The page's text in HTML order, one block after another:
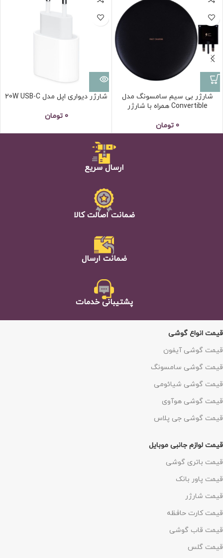
شارژر بی سیم سامسونگ مدل
Convertible همراه با شارژر
0 تومان
شده
شارژر دیواری اپل مدل 20W USB-C
0 تومان
ارسال سریع
ضمانت اصالت كالا
ضمانت ارسال
پشتيبانی خدمات
قیمت انواع گوشی
قیمت گوشی آیفون
قیمت گوشی سامسونگ
قیمت گوشی شیائومی
قیمت گوشی هوآوی
قیمت گوشی جی پلاس
قیمت لوازم جانبی موبایل
قیمت باتری گوشی
قیمت پاور بانک
قیمت شارژر
قیمت کارت حافظه
قیمت قاب گوشی
قیمت گلس